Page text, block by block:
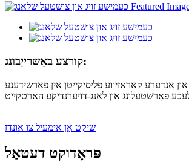
קורצע באַשרייַבונג:
אנדערע קאראזיווע פליסיקייטן אין פארשידענע
שיקט אַן אימעיל צו אונדז
פּראָדוקט דעטאַל